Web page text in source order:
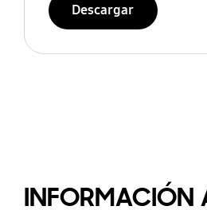
Descargar
INFORMACIÓN